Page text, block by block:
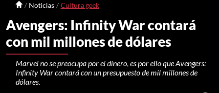
Noticias Cultura geek
Avengers: Infinity War contará
con mil millones de dólares
Marvel no se preocupa por el dinero, es por ello que Avengers:
Infinity War contará con un presupuesto de mil millones de
dólares.